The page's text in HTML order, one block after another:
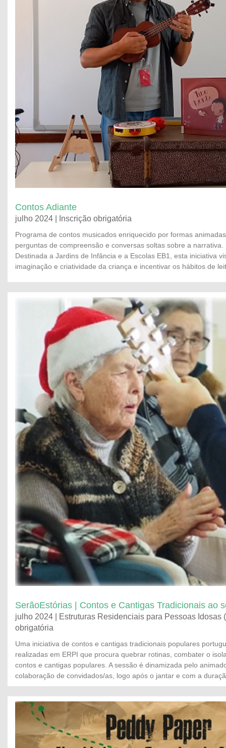
Contos Adiante
julho 2024 | Inscrição obrigatória
Programa de contos musicados enriquecido por formas
perguntas de compreensão e conversas soltas sobre a narrativa.
Destinada a Jardins de Infância e a Escolas EB1, esta iniciativa
imaginação e criatividade da criança e incentivar os hábitos de
SerãoEstórias | Contos e Cantigas Tradicionais ao
julho 2024 | Estruturas Residenciais para Pessoas Idosas
obrigatória
Uma iniciativa de contos e cantigas tradicionais populares
realizadas em ERPI que procura quebrar rotinas, combater o
contos e cantigas populares. A sessão é dinamizada pelo
colaboração de convidados/as, logo após o jantar e com a